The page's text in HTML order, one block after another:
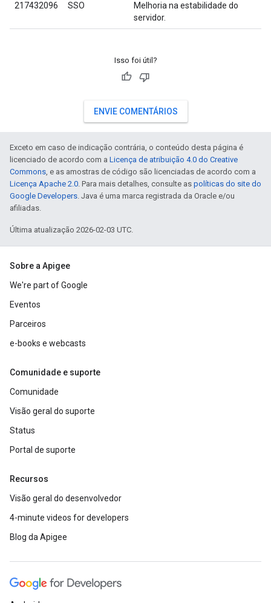
217432096 SSO
Melhoria na estabilidade do
servidor.
Isso foi útil?
ENVIE COMENTÁRIOS
Exceto em caso de indicação contrária, o conteúdo desta página é
licenciado de acordo com a Licença de atribuição 4.0 do Creative
Commons, e as amostras de código são licenciadas de acordo com a
Licença Apache 2.0. Para mais detalhes, consulte as políticas do site do
Google Developers. Java é uma marca registrada da Oracle e/ou
afiliadas.
Última atualização 2026-02-03 UTC.
Sobre a Apigee
We're part of Google
Eventos
Parceiros
e-books e webcasts
Comunidade e suporte
Comunidade
Visão geral do suporte
Status
Portal de suporte
Recursos
Visão geral do desenvolvedor
4-minute videos for developers
Blog da Apigee